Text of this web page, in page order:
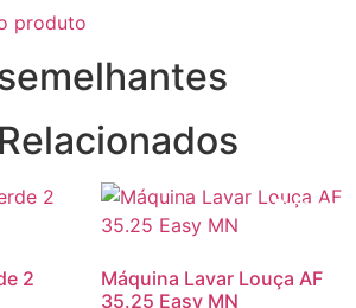
produto
2
Máquina Lavar Louça AF
35.25 Easy MN